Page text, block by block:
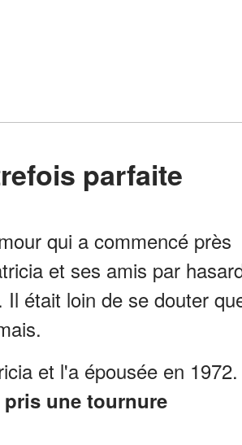
parfaite
qui a commencé près
et ses amis par
était loin de se douter
et l'a épousée en 1972.
une tournure